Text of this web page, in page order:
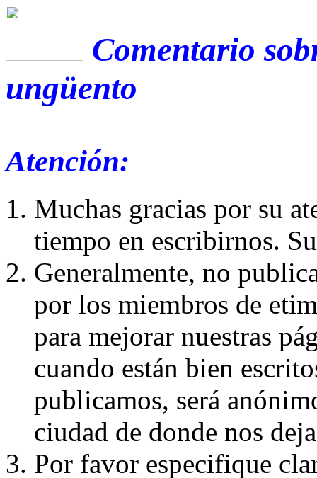
Comentario
ungüento
Atención:
Muchas gracias por su
tiempo en escribirnos.
Generalmente, no
por los miembros de
para mejorar nuestras
cuando están bien
publicamos, será
ciudad de donde nos
Por favor especifique